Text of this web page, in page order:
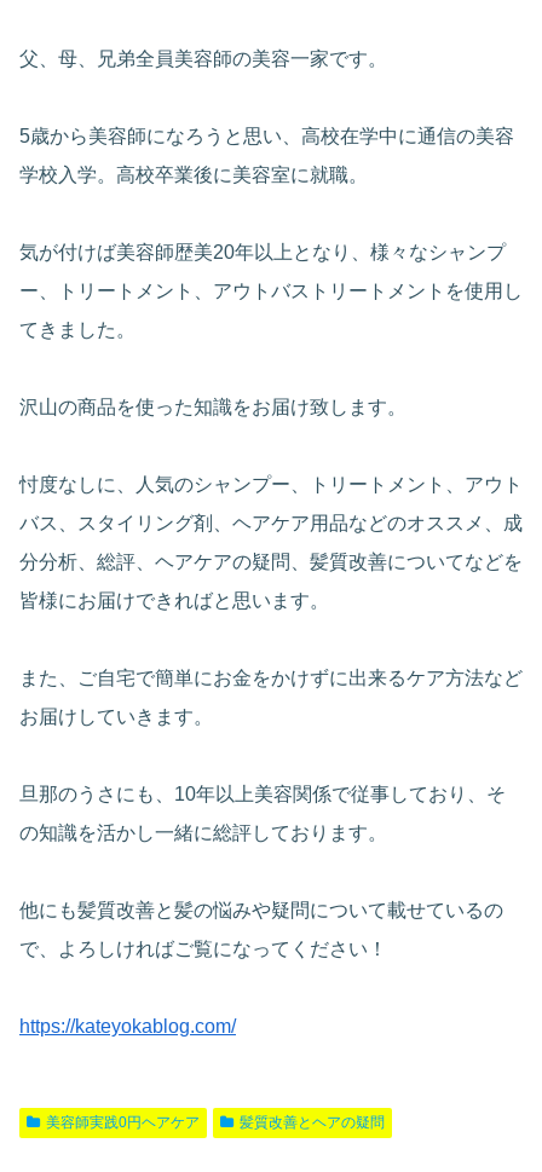
父、母、兄弟全員美容師の美容一家です。
5歳から美容師になろうと思い、高校在学中に通信の美容
学校入学。高校卒業後に美容室に就職。
気が付けば美容師歴美20年以上となり、様々なシャンプ
ー、トリートメント、アウトバストリートメントを使用し
てきました。
沢山の商品を使った知識をお届け致します。
忖度なしに、人気のシャンプー、トリートメント、アウト
バス、スタイリング剤、ヘアケア用品などのオススメ、成
分分析、総評、ヘアケアの疑問、髪質改善についてなどを
皆様にお届けできればと思います。
また、ご自宅で簡単にお金をかけずに出来るケア方法など
お届けしていきます。
旦那のうさにも、10年以上美容関係で従事しており、そ
の知識を活かし一緒に総評しております。
他にも髪質改善と髪の悩みや疑問について載せているの
で、よろしければご覧になってください！
https://kateyokablog.com/
美容師実践0円ヘアケア 髪質改善とヘアの疑問